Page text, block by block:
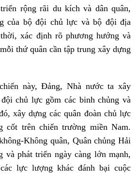
rộng rãi du kích và dân quân,
của bộ đội chủ lực và bộ đội địa
xác định rõ phương hướng và
thứ quân cần tập trung xây dựng
này, Đảng, Nhà nước ta xây
chủ lực gồm các binh chủng và
xây dựng các quân đoàn chủ lực
cốt trên chiến trường miền Nam.
Không quân, Quân chủng Hải
và phát triển ngày càng lớn mạnh,
lực lượng khác đánh bại cuộc